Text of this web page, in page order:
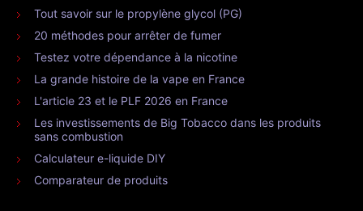
Tout savoir sur le propylène glycol (PG)
20 méthodes pour arrêter de fumer
Testez votre dépendance à la nicotine
La grande histoire de la vape en France
L'article 23 et le PLF 2026 en France
Les investissements de Big Tobacco dans les produits
sans combustion
Calculateur e-liquide DIY
Comparateur de produits